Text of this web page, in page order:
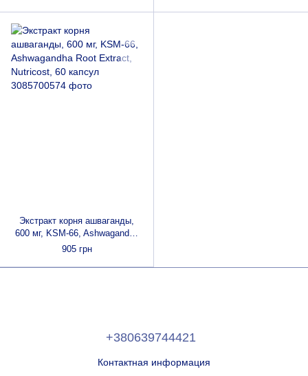
Экстракт корня ашваганды,
600 мг, KSM-66, Ashwagandha
Root Extract, Nutricost, 60
905 грн
+380639744421
Контактная информация